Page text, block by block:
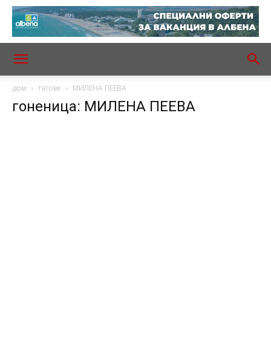
дом тагове МИЛЕНА ПЕЕВА
гоненица: МИЛЕНА ПЕЕВА